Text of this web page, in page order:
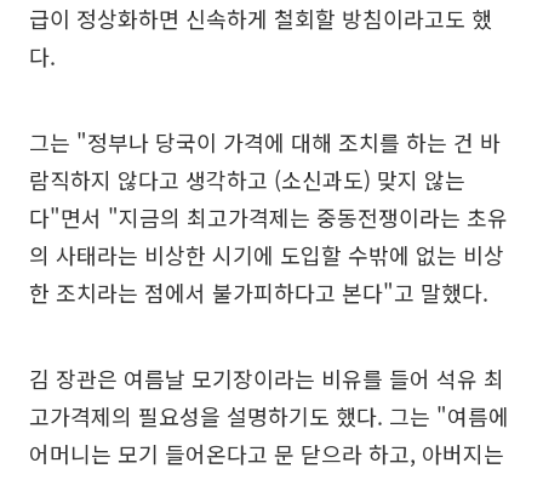
급이 정상화하면 신속하게 철회할 방침이라고도 했
다.
그는 "정부나 당국이 가격에 대해 조치를 하는 건 바
람직하지 않다고 생각하고 (소신과도) 맞지 않는
다"면서 "지금의 최고가격제는 중동전쟁이라는 초유
의 사태라는 비상한 시기에 도입할 수밖에 없는 비상
한 조치라는 점에서 불가피하다고 본다"고 말했다.
김 장관은 여름날 모기장이라는 비유를 들어 석유 최
고가격제의 필요성을 설명하기도 했다. 그는 "여름에
어머니는 모기 들어온다고 문 닫으라 하고, 아버지는